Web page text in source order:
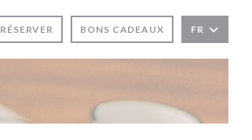
RÉSERVER BONS CADEAUX FR